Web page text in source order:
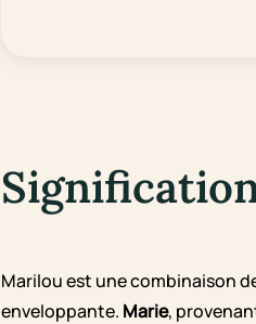
Marilou est une combinaison
enveloppante. Marie,